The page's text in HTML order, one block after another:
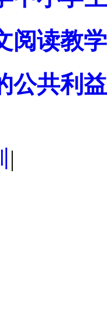
阅读教
公共利
|